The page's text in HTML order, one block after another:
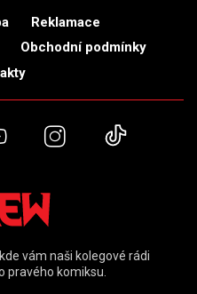
Reklamace
Obchodní podmínky
YouTubeInstagram
vám naši kolegové rádi
pravého komiksu.